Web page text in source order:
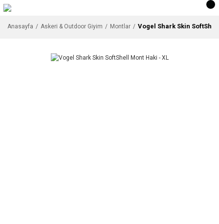
Anasayfa Askeri & Outdoor Giyim Montlar Vogel Shark Skin